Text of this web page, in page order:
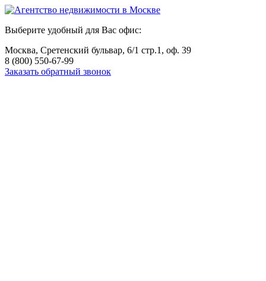
Выберите удобный для Вас офис:
Москва, Сретенский бульвар, 6/1 стр.1, оф. 39
8 (800) 550-67-99
Заказать обратный звонок